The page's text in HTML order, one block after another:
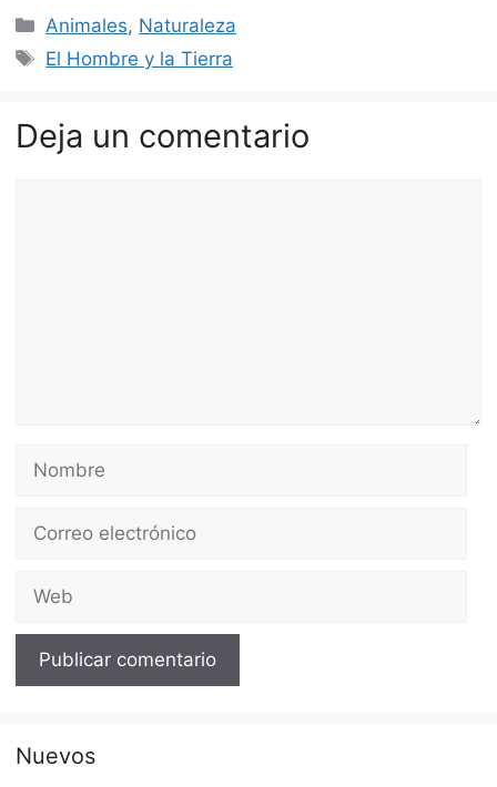
Categorías
Animales, Naturaleza
Etiquetas
El Hombre y la Tierra
Deja un comentario
electrónico
Nuevos